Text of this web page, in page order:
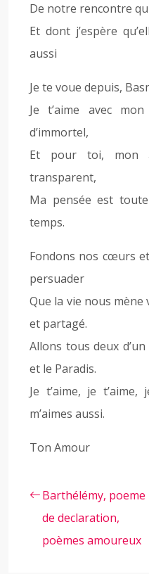
De notre rencontre
Et dont j’espère
aussi
Je te voue depuis,
Je t’aime avec
d’immortel,
Et pour toi, mon
transparent,
Ma pensée est
temps.
Fondons nos cœurs
persuader
Que la vie nous
et partagé.
Allons tous deux
et le Paradis.
Je t’aime, je
m’aimes aussi.
Ton Amour
Barthélémy, poeme
de declaration,
poèmes amoureux